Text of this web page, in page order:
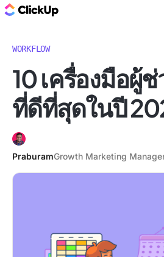
WORKFLOW
10 เครื่องมือผู้
ที่ดีที่สุดในปี
PraburamGrowth Marketing